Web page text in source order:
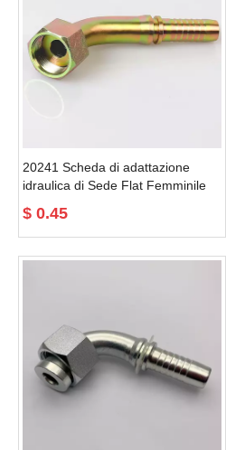
20241 Scheda di adattazione
idraulica di Sede Flat Femminile
$ 0.45